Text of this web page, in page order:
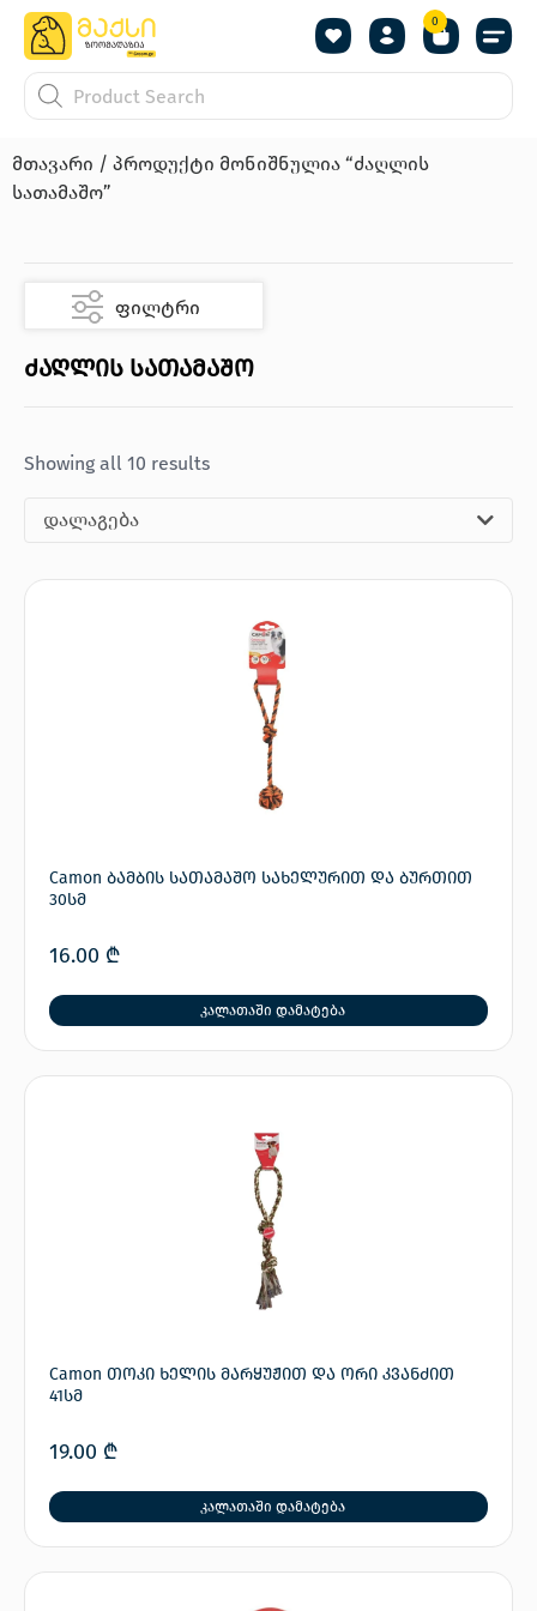
0
მთავარი / პროდუქტი მონიშნულია “ძაღლის
სათამაშო”
ფილტრი
ძაღლის სათამაშო
Showing all 10 results
დალაგება
Camon ბამბის სათამაშო სახელურით და ბურთით
30სმ
16.00 ₾
კალათაში დამატება
Camon თოკი ხელის მარყუჟით და ორი კვანძით
41სმ
19.00 ₾
კალათაში დამატება